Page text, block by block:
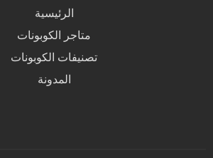
الرئيسية
متاجر الكوبونات
تصنيفات الكوبونات
المدونة